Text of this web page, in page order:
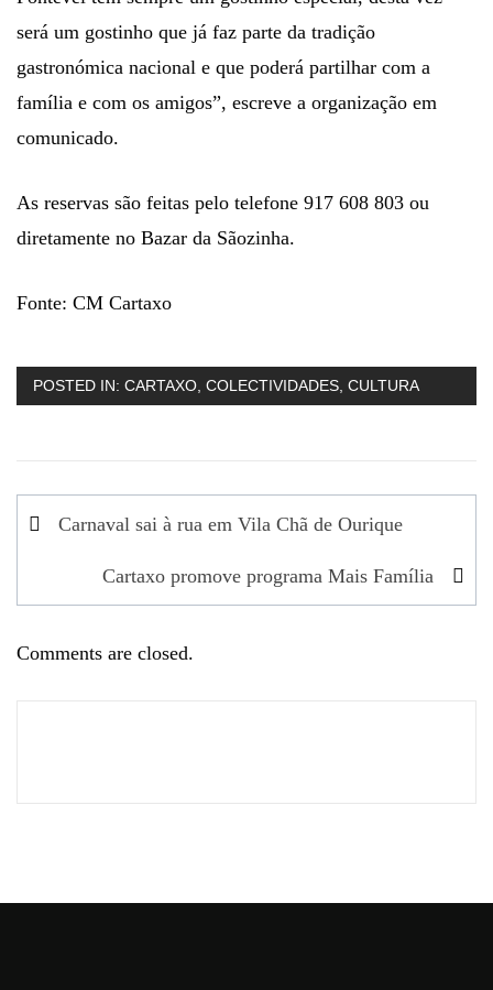
será um gostinho que já faz parte da tradição
gastronómica nacional e que poderá partilhar com a
família e com os amigos”, escreve a organização em
comunicado.
As reservas são feitas pelo telefone 917 608 803 ou
diretamente no Bazar da Sãozinha.
Fonte: CM Cartaxo
POSTED IN: CARTAXO, COLECTIVIDADES, CULTURA
Navegação
artigos
Carnaval sai à rua em Vila Chã de Ourique
Cartaxo promove programa Mais Família
Comments are closed.